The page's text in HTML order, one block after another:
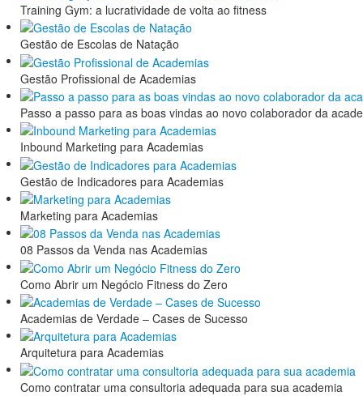
Training Gym: a lucratividade de volta ao fitness
Gestão de Escolas de Natação
Gestão Profissional de Academias
Passo a passo para as boas vindas ao novo colaborador da
Inbound Marketing para Academias
Gestão de Indicadores para Academias
Marketing para Academias
08 Passos da Venda nas Academias
Como Abrir um Negócio Fitness do Zero
Academias de Verdade – Cases de Sucesso
Arquitetura para Academias
Como contratar uma consultoria adequada para sua academia